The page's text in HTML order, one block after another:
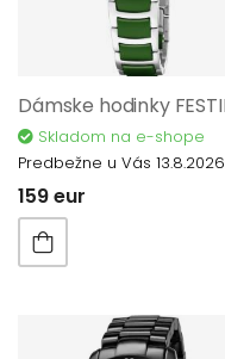
Skladom na e-shope
Predbežne u Vás 13.8.2026
159 eur